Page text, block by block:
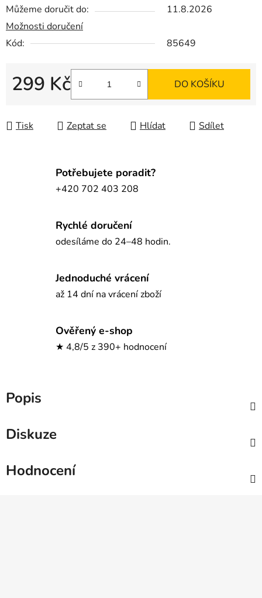
Můžeme doručit do:
11.8.2026
Možnosti doručení
Kód:
85649
299 Kč DO KOŠÍKU
Tisk Zeptat se Hlídat Sdílet
Potřebujete poradit?
+420 702 403 208
Rychlé doručení
odesíláme do 24–48 hodin.
Jednoduché vrácení
až 14 dní na vrácení zboží
Ověřený e-shop
★ 4,8/5 z 390+ hodnocení
Popis
Diskuze
Hodnocení